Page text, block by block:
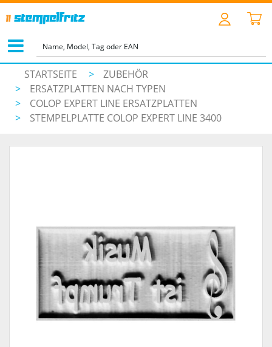
STARTSEITE >
ZUBEHÖR
>
ERSATZPLATTEN NACH TYPEN
>
COLOP EXPERT LINE ERSATZPLATTEN
>
STEMPELPLATTE COLOP EXPERT LINE 3400